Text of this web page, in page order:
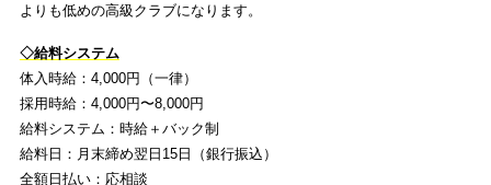
よりも低めの高級クラブになります。
◇給料システム
体入時給：4,000円（一律）
採用時給：4,000円〜8,000円
給料システム：時給＋バック制
給料日：月末締め翌日15日（銀行振込）
全額日払い：応相談